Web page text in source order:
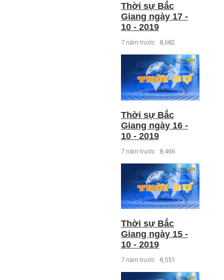
Thời sự Bắc
Giang ngày 17 -
10 - 2019
7 năm trước 8,682
Thời sự Bắc
Giang ngày 16 -
10 - 2019
7 năm trước 8,466
Thời sự Bắc
Giang ngày 15 -
10 - 2019
7 năm trước 8,551